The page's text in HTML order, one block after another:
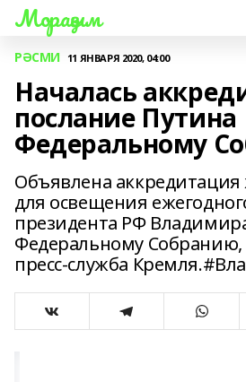
Мораҙым
РӘСМИ 11 ЯНВАРЯ 2020, 04:00
Началась
послание Путина
Федеральному
Объявлена
для освещения
президента РФ
Федеральному Собранию,
пресс-служба